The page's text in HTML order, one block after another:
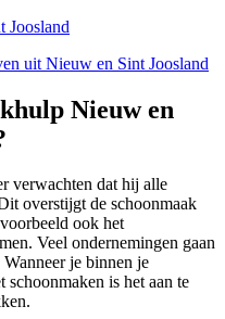
Joosland
uit Nieuw en Sint Joosland
Nieuw en
verwachten dat hij alle
overstijgt de schoonmaak
ook het
Veel ondernemingen gaan
je binnen je
is het aan te